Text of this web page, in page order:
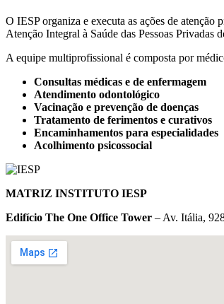
O IESP organiza e executa as ações de
Atenção Integral à Saúde das Pessoas
A equipe multiprofissional é composta por
Consultas médicas e de enfermagem
Atendimento odontológico
Vacinação e prevenção de doenças
Tratamento de ferimentos e curativos
Encaminhamentos para especialidades
Acolhimento psicossocial
MATRIZ INSTITUTO IESP
Edifício The One Office Tower – Av. Itália,